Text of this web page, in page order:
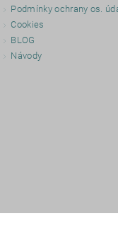
Podmínky ochrany os.
Cookies
BLOG
Návody